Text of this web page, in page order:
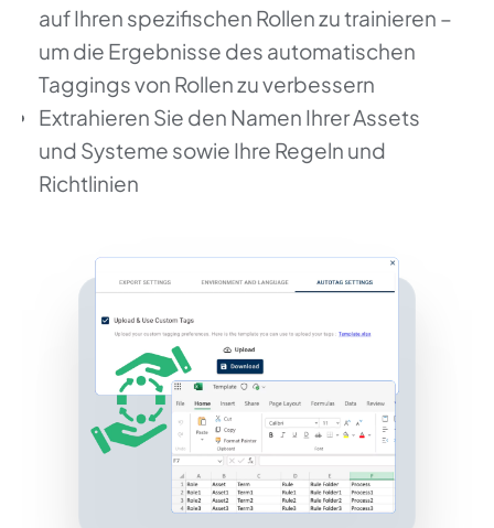
auf Ihren spezifischen Rollen zu trainieren –
um die Ergebnisse des automatischen
Taggings von Rollen zu verbessern
Extrahieren Sie den Namen Ihrer Assets
und Systeme sowie Ihre Regeln und
Richtlinien